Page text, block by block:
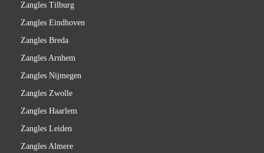
Zangles Tilburg
Zangles Eindhoven
Zangles Breda
Zangles Arnhem
Zangles Nijmegen
Zangles Zwolle
Zangles Haarlem
Zangles Leiden
Zangles Almere